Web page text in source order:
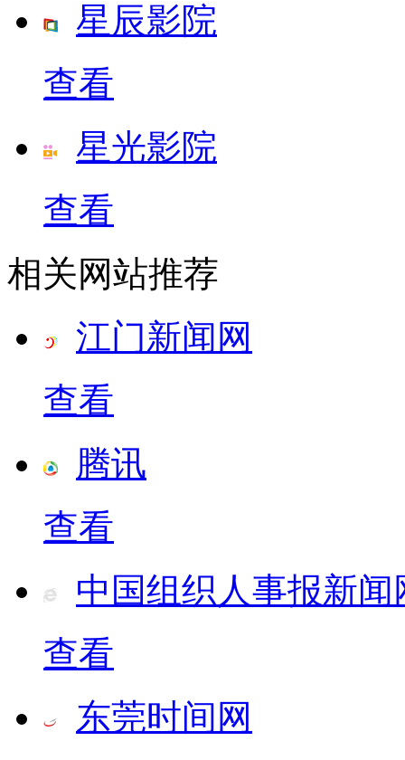
星辰影院
查看
星光影院
查看
相关网站推荐
江门新闻网
查看
腾讯
查看
中国组织人事报新闻
查看
东莞时间网